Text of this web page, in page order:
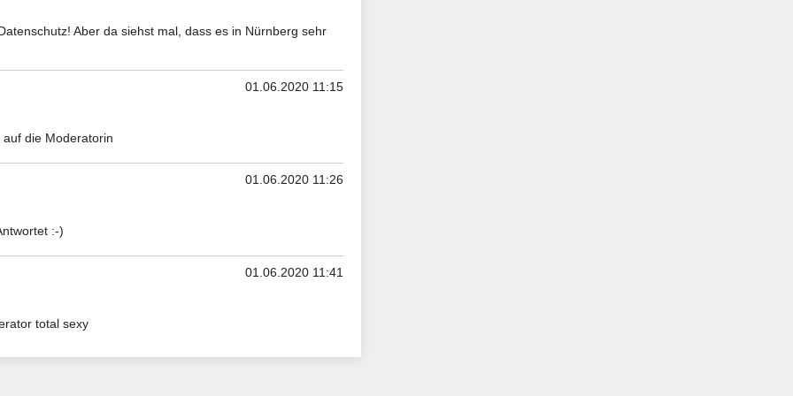
Aber da siehst mal, dass es in Nürnberg sehr
01.06.2020 11:15
die Moderatorin
01.06.2020 11:26
:-)
01.06.2020 11:41
total sexy